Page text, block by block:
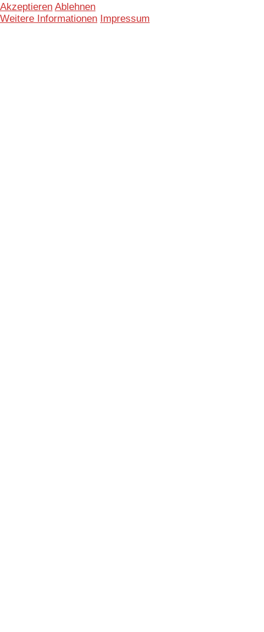
Akzeptieren Ablehnen
Weitere Informationen Impressum